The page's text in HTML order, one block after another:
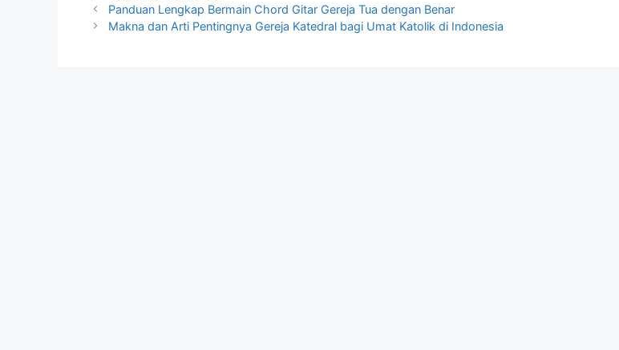
Panduan Lengkap Bermain Chord Gitar Gereja Tua dengan Benar
Makna dan Arti Pentingnya Gereja Katedral bagi Umat Katolik di Indonesia